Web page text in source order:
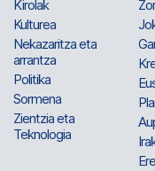
Kirolak
Kulturea
Nekazaritza eta
arrantza
Politika
Sormena
Zientzia eta
Teknologia